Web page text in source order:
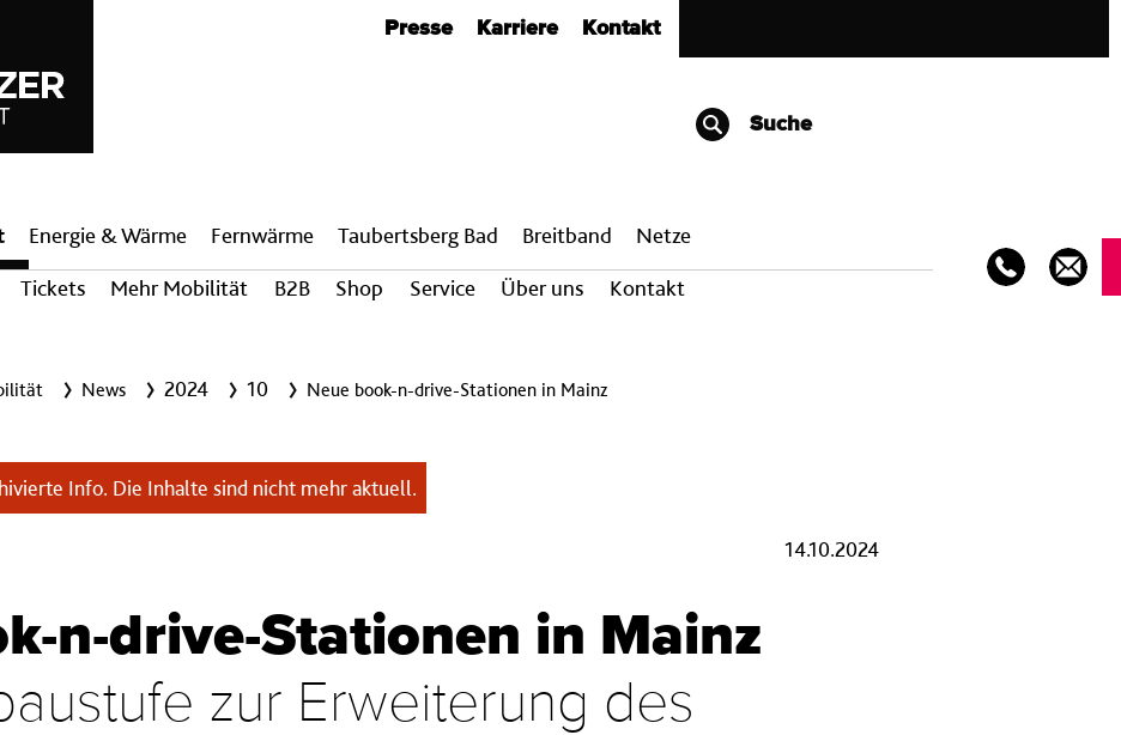
Presse Karriere Kontakt
Suche
Tickets Mehr Mobilität B2B Shop Service Über uns Kontakt
Energie & Wärme Fern­wärme Taubertsberg Bad Breit­band Netze
News 2024 10 Neue book-n-drive-Stationen in Mainz
Info. Die Inhalte sind nicht mehr aktuell.
14.10.2024
n-drive-Stationen in Mainz
zur Erweiterung des